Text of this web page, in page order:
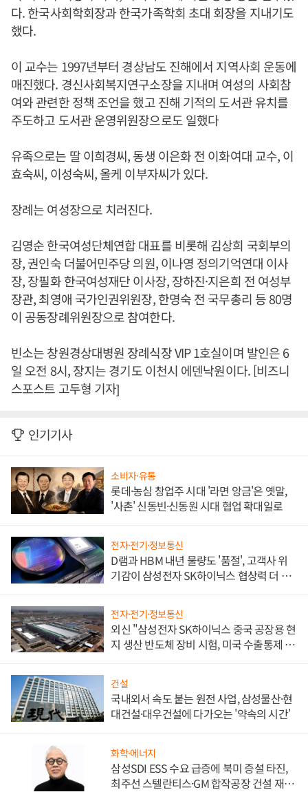
다. 한국사회학회장과 한국가족학회 초대 회장을 지내기도
했다.
이 교수는 1997년부터 경상남도 진해에서 지역사회 운동에
매진했다. 경신사회복지연구소장을 지내며 여성의 사회참
여와 관련한 정책 조언을 했고 진해 기적의 도서관 유치를
주도하고 도서관 운영위원장으로도 일했다
유족으로는 딸 이희경씨, 동생 이은화 전 이화여대 교수, 이
효숙씨, 이성숙씨, 올케 이부자씨가 있다.
장례는 여성장으로 치러진다.
김영순 한국여성단체연합 대표를 비롯해 김상희 국회부의
장, 권인숙 더불어민주당 의원, 이나영 정의기억연대 이사
장, 장필화 한국여성재단 이사장, 장하진·지은희 전 여성부
장관, 최영애 국가인권위원장, 한명숙 전 국무총리 등 80명
이 공동장례위원장으로 참여한다.
빈소는 창원경상대병원 장례식장 VIP 1호실이며 발인은 6
일 오전 8시, 장지는 경기도 이천시 에덴낙원이다. [비즈니
스포스트 고두형 기자]
인기기사
소비자·유통
롯데·농심 창업주 시대 '라면 앙금'은 옛말,
'사촌' 신동빈·신동원 시대 협업 확대일로
전자·전기·정보통신
D램과 HBM 내년 물량도 '품절', 고객사 위
기감이 삼성전자 SK하이닉스 협상력 더 키
전자·전기·정보통신
외신 "삼성전자 SK하이닉스 중국 공장용 현
지 생산 반도체 장비 시험, 미국 수출통제 대
건설
국내외서 속도 붙는 원전 사업, 삼성물산·현
대건설·대우건설에 다가오는 '약속의 시간'
화학·에너지
삼성SDI ESS 수요 급증에 북미 증설 타진,
최주선 스텔란티스·GM 합작공장 건설 재추